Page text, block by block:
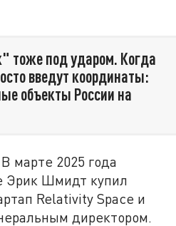
тоже под ударом. Когда
введут координаты:
объекты России на
марте 2025 года
Эрик Шмидт купил
Relativity Space и
директором.